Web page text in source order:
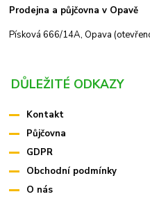
Prodejna a půjčovna v Opavě
Písková 666/14A, Opava
DŮLEŽITÉ ODKAZY
Kontakt
Půjčovna
GDPR
Obchodní podmínky
O nás